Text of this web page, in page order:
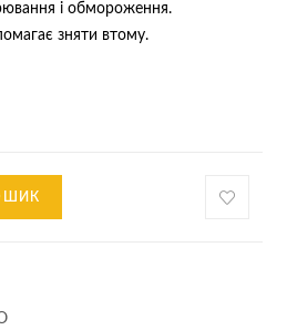
і обмороження.
зняти втому.